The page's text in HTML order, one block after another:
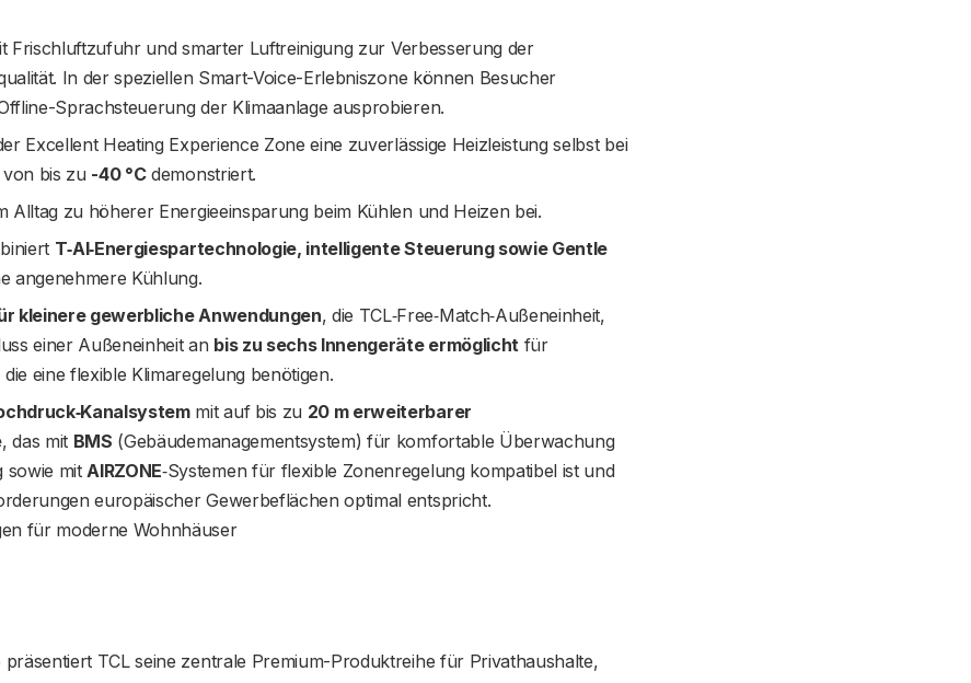
Frischluftzufuhr und smarter Luftreinigung zur Verbesserung der
In der speziellen Smart-Voice-Erlebniszone können Besucher
Sprachsteuerung der Klimaanlage ausprobieren.
Excellent Heating Experience Zone eine zuverlässige Heizleistung selbst bei
bis zu -40 °Cdemonstriert.
Alltag zu höherer Energieeinsparung beim Kühlen und Heizen bei.
T‑AI‑Energiespartechnologie, intelligente Steuerung sowie Gentle
angenehmere Kühlung.
kleinere gewerbliche Anwendungen, die TCL‑Free‑Match‑Außeneinheit,
einer Außeneinheit an bis zu sechs Innengeräte ermöglicht für
eine flexible Klimaregelung benötigen.
mit auf bis zu 20 m erweiterbarer
, das mit BMS (Gebäudemanagementsystem) für komfortable Überwachung
sowie mitAIRZONE‑Systemen für flexible Zonenregelung kompatibel ist und
europäischer Gewerbeflächen optimal entspricht.
für moderne Wohnhäuser
TCL seine zentrale Premium-Produktreihe für Privathaushalte,